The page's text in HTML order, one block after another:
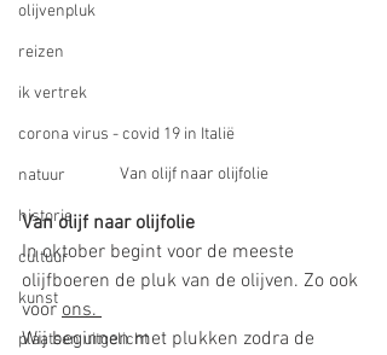
olijvenpluk
reizen
ik vertrek
corona virus - covid 19 in Italië
natuur
historie
cultuur
kunst
plaatsen uitgelicht
Van olijf naar olijfolie
Van olijf naar olijfolie
In oktober begint voor de meeste
olijfboeren de pluk van de olijven. Zo ook
voor ons.
Wij beginnen met plukken zodra de